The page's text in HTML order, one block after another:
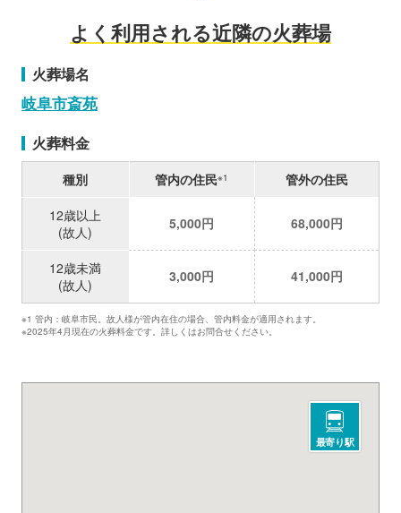
よく利用される近隣の火葬場
火葬場名
岐阜市斎苑
火葬料金
種別 管内の住民※1
管外の住民
12歳以上
(故人)
5,000円 68,000円
12歳未満
(故人)
3,000円 41,000円
※1 管内：岐阜市民。故人様が管内在住の場合、管内料金が適用されます。
※2025年4月現在の火葬料金です。詳しくはお問合せください。
最寄り駅